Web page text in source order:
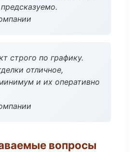
строго по графику.
отличное,
и их оперативно
вопросы